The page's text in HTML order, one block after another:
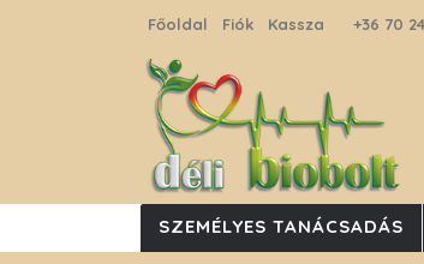
Főoldal Fiók Kassza +36 70
SZEMÉLYES TANÁCSADÁS